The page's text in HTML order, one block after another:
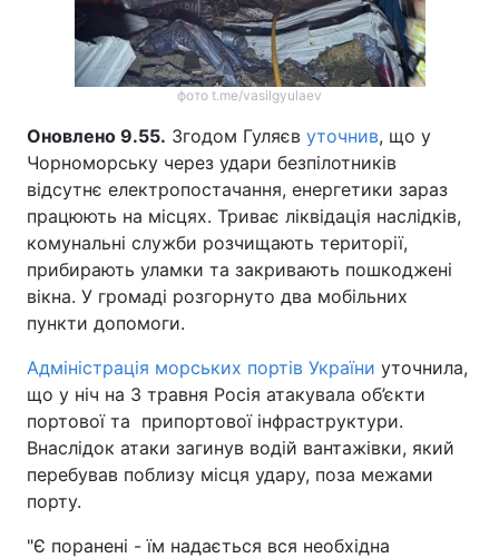
фото t.me/vasilgyulaev
Оновлено 9.55. Згодом Гуляєв уточнив, що у
Чорноморську через удари безпілотників
відсутнє електропостачання, енергетики зараз
працюють на місцях. Триває ліквідація наслідків,
комунальні служби розчищають території,
прибирають уламки та закривають пошкоджені
вікна. У громаді розгорнуто два мобільних
пункти допомоги.
Адміністрація морських портів України уточнила,
що у ніч на 3 травня Росія атакувала об’єкти
портової та припортової інфраструктури.
Внаслідок атаки загинув водій вантажівки, який
перебував поблизу місця удару, поза межами
порту.
"Є поранені - їм надається вся необхідна